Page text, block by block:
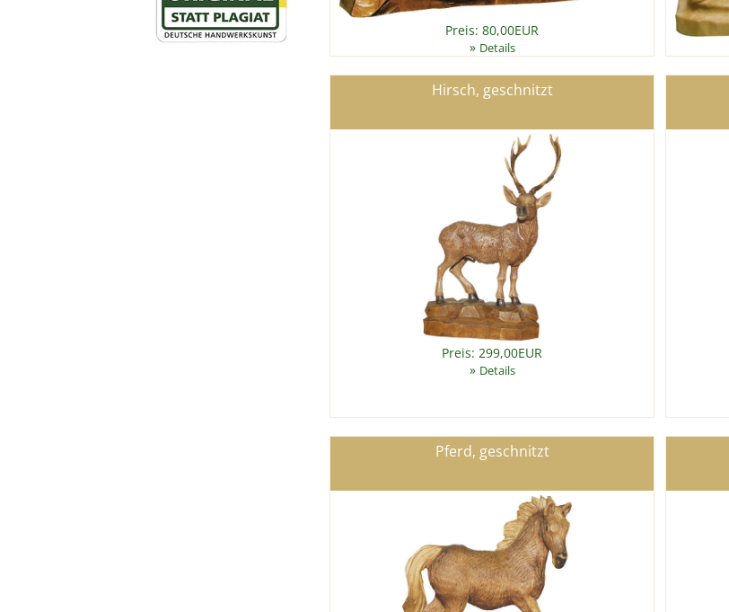
Preis: 80,00EUR
» Details
Hirsch, geschnitzt
Preis: 299,00EUR
» Details
Pferd, geschnitzt